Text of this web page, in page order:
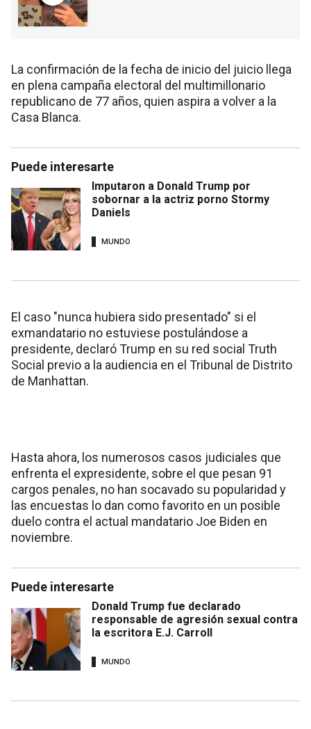
La confirmación de la fecha de inicio del juicio llega
en plena campaña electoral del multimillonario
republicano de 77 años, quien aspira a volver a la
Casa Blanca.
Puede interesarte
Imputaron a Donald Trump por
sobornar a la actriz porno Stormy
Daniels
MUNDO
El caso "nunca hubiera sido presentado" si el
exmandatario no estuviese postulándose a
presidente, declaró Trump en su red social Truth
Social previo a la audiencia en el Tribunal de Distrito
de Manhattan.
Hasta ahora, los numerosos casos judiciales que
enfrenta el expresidente, sobre el que pesan 91
cargos penales, no han socavado su popularidad y
las encuestas lo dan como favorito en un posible
duelo contra el actual mandatario Joe Biden en
noviembre.
Puede interesarte
Donald Trump fue declarado
responsable de agresión sexual contra
la escritora E.J. Carroll
MUNDO